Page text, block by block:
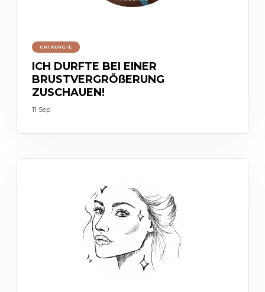
CHIRURGIE
ICH DURFTE BEI EINER
BRUSTVERGRÖßERUNG
ZUSCHAUEN!
11 Sep